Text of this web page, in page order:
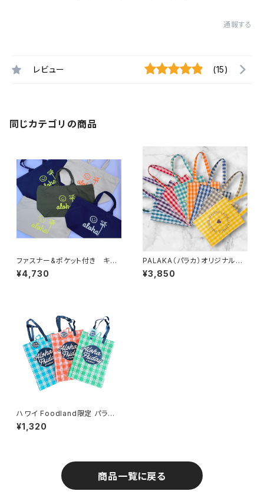
通報する
レビュー (15)
同じカテゴリの商品
ファスナー&ポケット付き キャ
ンバス地BIGトート（二コちゃん・
スマイル）
¥4,730
PALAKA（パラカ）オリジナルト
ート
¥3,850
ハワイ Foodland限定 パラカ
柄エコバッグ フードランド Haw
aii
¥1,320
商品一覧に戻る